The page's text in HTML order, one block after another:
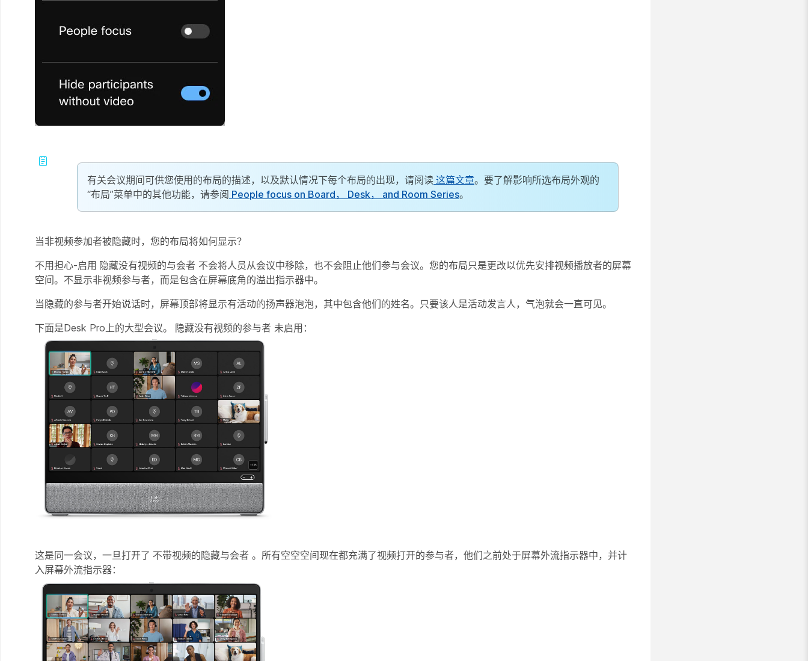
有关会议期间可供您使用的布局的描述，以及默认情况下每个布局的出现，请阅读 这篇文章。要了解影响所选布局外观的
“布局”菜单中的其他功能，请参阅 People focus on Board， Desk， and Room Series。
当非视频参加者被隐藏时，您的布局将如何显示？
不用担心-启用 隐藏没有视频的与会者 不会将人员从会议中移除，也不会阻止他们参与会议。您的布局只是更改以优先安排视频播放者的屏幕
空间。不显示非视频参与者，而是包含在屏幕底角的溢出指示器中。
当隐藏的参与者开始说话时，屏幕顶部将显示有活动的扬声器泡泡，其中包含他们的姓名。只要该人是活动发言人，气泡就会一直可见。
下面是Desk Pro上的大型会议。
隐藏没有视频的参与者 未启用：
这是同一会议，一旦打开了 不带视频的隐藏与会者 。所有空空空间现在都充满了视频打开的参与者，他们之前处于屏幕外流指示器中，并计
入屏幕外流指示器：